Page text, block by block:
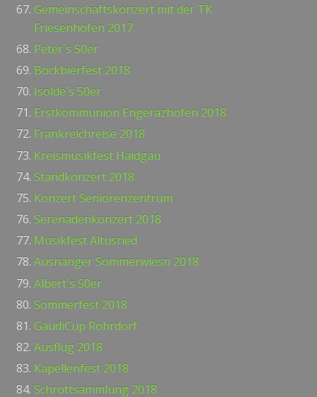
Gemeinschaftskonzert mit der TK
Friesenhofen 2017
Peter´s 50er
Bockbierfest 2018
Isolde´s 50er
Erstkommunion Engerazhofen 2018
Frankreichreise 2018
Kreismusikfest Haidgau
Standkonzert 2018
Konzert Seniorenzentrum
Serenadenkonzert 2018
Musikfest Altusried
Ausnanger Sommerwiesn 2018
Albert´s 50er
Sommerfest 2018
GaudiCup Rohrdorf
Ausflug 2018
Kapellenfest 2018
Schrottsammlung 2018